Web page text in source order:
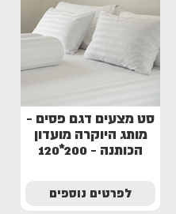
סט מצעים דגם פסים -
מותג היוקרה מועדון
הכותנה - 200*120
לפרטים נוספים